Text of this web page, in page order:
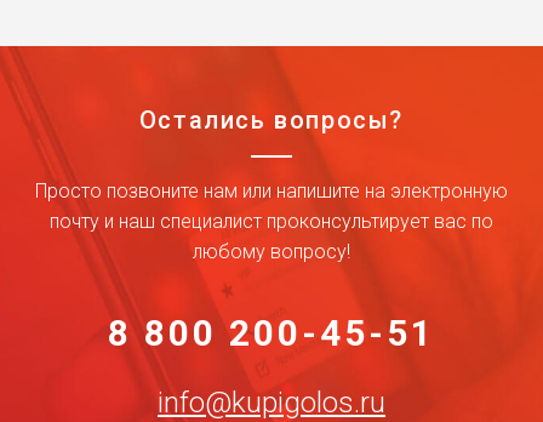
Остались вопросы?
Просто позвоните нам или напишите на электронную
почту и наш специалист проконсультирует вас по
любому вопросу!
8 800 200-45-51
info@kupigolos.ru